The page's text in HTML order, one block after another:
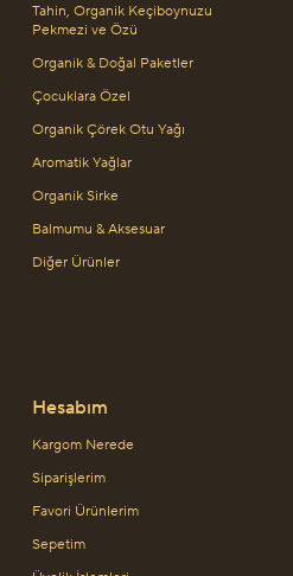
Tahin, Organik Keçiboynuzu
Pekmezi ve Özü
Organik & Doğal Paketler
Çocuklara Özel
Organik Çörek Otu Yağı
Aromatik Yağlar
Organik Sirke
Balmumu & Aksesuar
Diğer Ürünler
Hesabım
Kargom Nerede
Siparişlerim
Favori Ürünlerim
Sepetim